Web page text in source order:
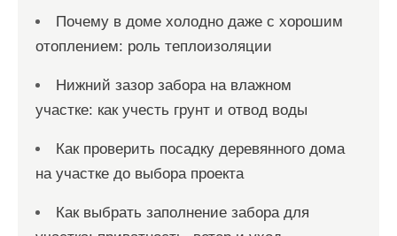
Почему в доме холодно даже с хорошим
отоплением: роль теплоизоляции
Нижний зазор забора на влажном
участке: как учесть грунт и отвод воды
Как проверить посадку деревянного дома
на участке до выбора проекта
Как выбрать заполнение забора для